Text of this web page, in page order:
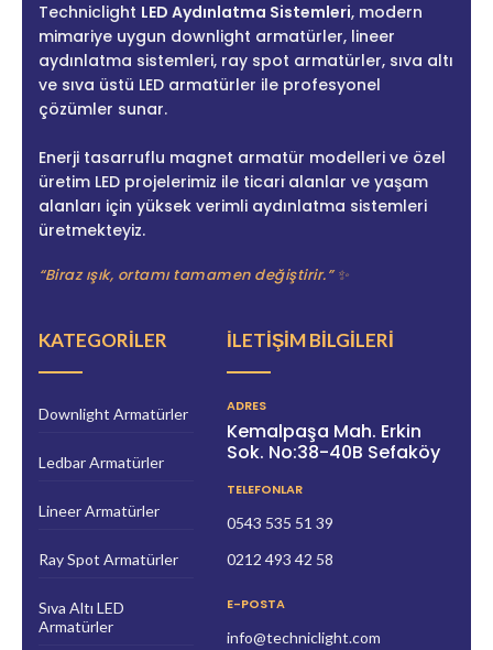
Techniclight LED Aydınlatma Sistemleri, modern
mimariye uygun downlight armatürler, lineer
aydınlatma sistemleri, ray spot armatürler, sıva altı
ve sıva üstü LED armatürler ile profesyonel
çözümler sunar.
Enerji tasarruflu magnet armatür modelleri ve özel
üretim LED projelerimiz ile ticari alanlar ve yaşam
alanları için yüksek verimli aydınlatma sistemleri
üretmekteyiz.
“Biraz ışık, ortamı tamamen değiştirir.” ✨
KATEGORILER
Downlight Armatürler
Ledbar Armatürler
Lineer Armatürler
Ray Spot Armatürler
Sıva Altı LED
Armatürler
İLETIŞIM BILGILERI
ADRES
Kemalpaşa Mah. Erkin
Sok. No:38-40B Sefaköy
TELEFONLAR
0543 535 51 39
0212 493 42 58
E-POSTA
info@techniclight.com